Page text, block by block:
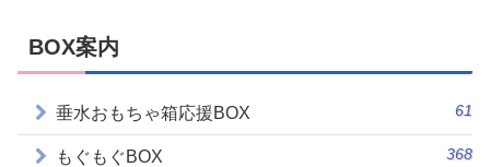
BOX案内
垂水おもちゃ箱応援BOX 61
もぐもぐBOX 368